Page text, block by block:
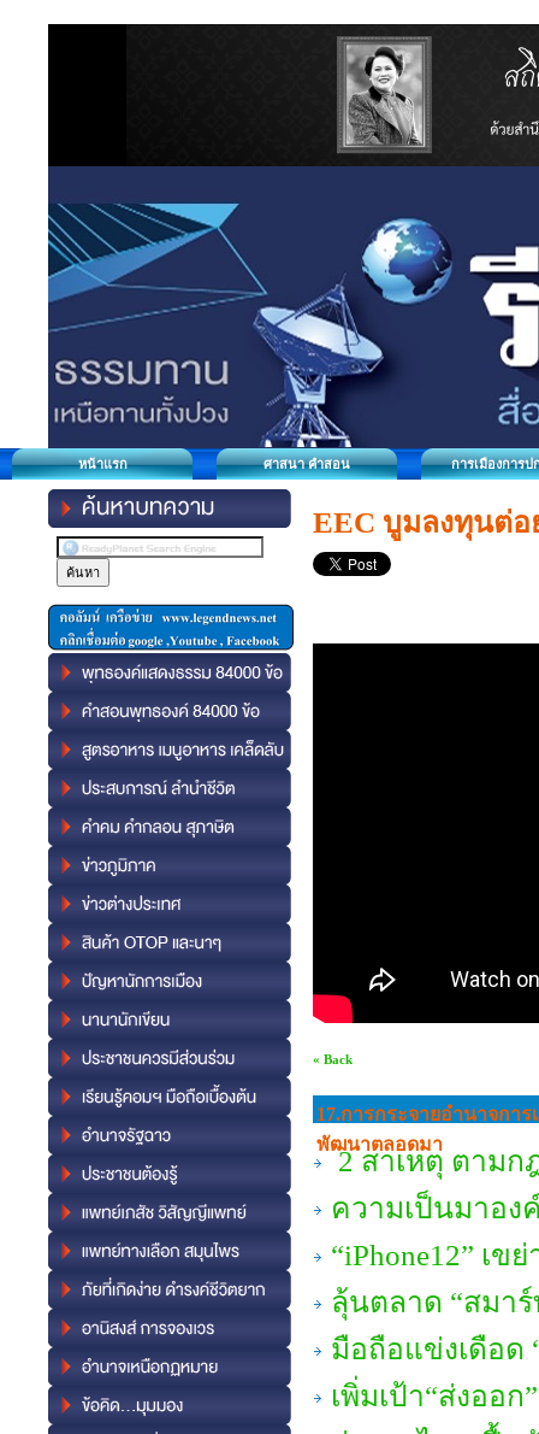
หน้าแรก ศาสนา คำสอน การเมืองการป
EEC บูมลงทุนต่อ
« Back
17.การกระจายอํานาจกา
พัฒนาตลอดมา
2 สาเหตุ ตามก
ความเป็นมาอ
“iPhone12” เ
ลุ้นตลาด “สมา
มือถือแข่งเดือด
เพิ่มเป้า“ส่งออ